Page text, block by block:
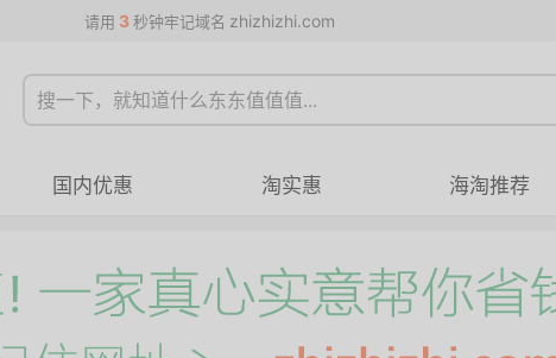
请用 3 秒钟牢记域名 zhizhizhi.com
国内优惠 淘实惠 海淘推荐